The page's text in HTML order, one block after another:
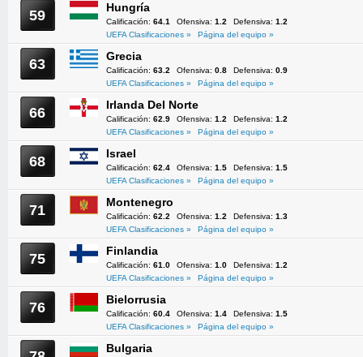
59 Hungría
Calificación: 64.1 Ofensiva: 1.2 Defensiva: 1.2
UEFA Clasificaciones »
Página del equipo »
63 Grecia
Calificación: 63.2 Ofensiva: 0.8 Defensiva: 0.9
UEFA Clasificaciones »
Página del equipo »
66 Irlanda Del Norte
Calificación: 62.9 Ofensiva: 1.2 Defensiva: 1.2
UEFA Clasificaciones »
Página del equipo »
68 Israel
Calificación: 62.4 Ofensiva: 1.5 Defensiva: 1.5
UEFA Clasificaciones »
Página del equipo »
71 Montenegro
Calificación: 62.2 Ofensiva: 1.2 Defensiva: 1.3
UEFA Clasificaciones »
Página del equipo »
75 Finlandia
Calificación: 61.0 Ofensiva: 1.0 Defensiva: 1.2
UEFA Clasificaciones »
Página del equipo »
76 Bielorrusia
Calificación: 60.4 Ofensiva: 1.4 Defensiva: 1.5
UEFA Clasificaciones »
Página del equipo »
Bulgaria